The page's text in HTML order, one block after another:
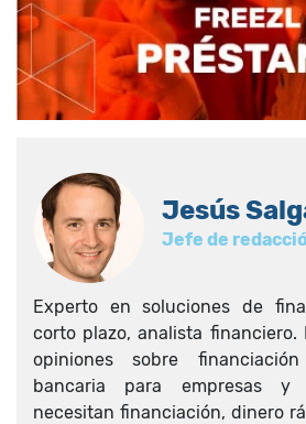
Jesús
Jefe de
Experto en soluciones de
corto plazo, analista financiero.
opiniones sobre
bancaria para empresas y
necesitan financiación, dinero